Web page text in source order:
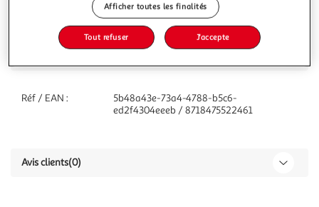
Réf / EAN :
5b48a43e-73a4-4788-b5c6-
ed2f4304eeeb / 8718475522461
Avis clients(0)
Afficher toutes les finalités
Tout refuser J'accepte